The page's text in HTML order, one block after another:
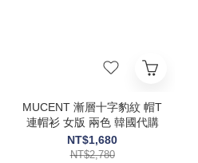
MUCENT 漸層十字豹紋 帽T
連帽衫 女版 兩色 韓國代購
NT$1,680
NT$2,780